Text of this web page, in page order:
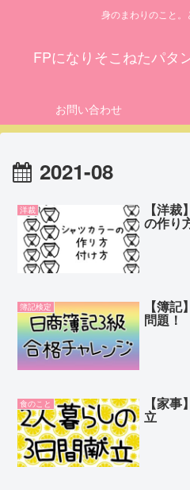
身のまわりのこと。
FPになりそこねたパタ
お問い合わせ
2021-08
洋裁 【洋
の作り
簿記検定 【簿
問題！
食のこと 【家
立